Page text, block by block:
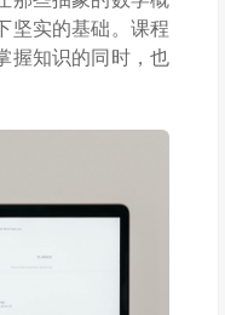
坚实的基础。课程
握知识的同时，也